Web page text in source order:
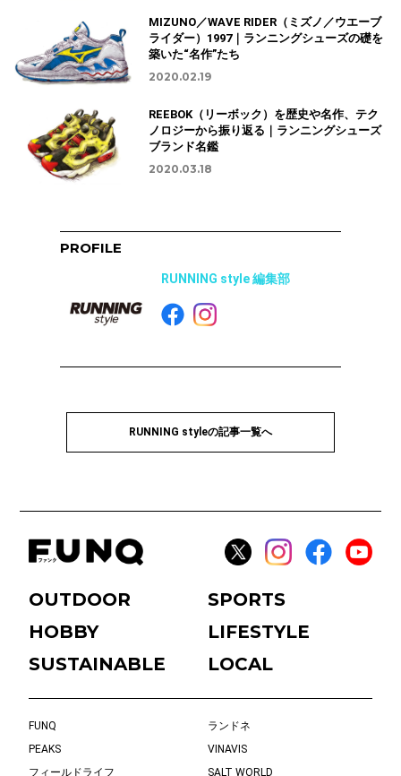
MIZUNO／WAVE RIDER（ミズノ／ウエーブ
ライダー）1997｜ランニングシューズの礎を
築いた“名作”たち
2020.02.19
REEBOK（リーボック）を歴史や名作、テク
ノロジーから振り返る｜ランニングシューズ
ブランド名鑑
2020.03.18
PROFILE
RUNNING style 編集部
RUNNING styleの記事一覧へ
OUTDOOR
SPORTS
HOBBY
LIFESTYLE
SUSTAINABLE
LOCAL
FUNQ
ランドネ
PEAKS
VINAVIS
フィールドライフ
SALT WORLD